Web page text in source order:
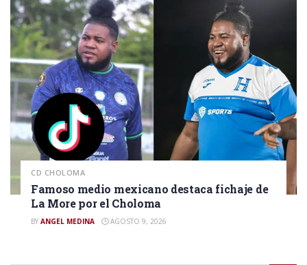
CD CHOLOMA
Famoso medio mexicano destaca fichaje de
La More por el Choloma
BY ANGEL MEDINA AGOSTO 9, 2026